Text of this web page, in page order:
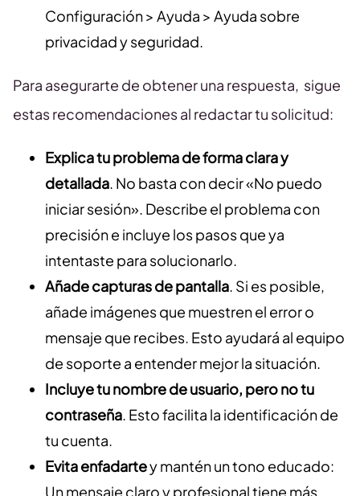
Configuración > Ayuda > Ayuda sobre
privacidad y seguridad.
Para asegurarte de obtener una respuesta, sigue
estas recomendaciones al redactar tu solicitud:
Explica tu problema de forma clara y
detallada. No basta con decir «No puedo
iniciar sesión». Describe el problema con
precisión e incluye los pasos que ya
intentaste para solucionarlo.
Añade capturas de pantalla. Si es posible,
añade imágenes que muestren el error o
mensaje que recibes. Esto ayudará al equipo
de soporte a entender mejor la situación.
Incluye tu nombre de usuario, pero no tu
contraseña. Esto facilita la identificación de
tu cuenta.
Evita enfadartey mantén un tono educado:
Un mensaje claro y profesional tiene más